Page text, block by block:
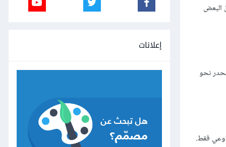
البعض
نحو
إعلانات